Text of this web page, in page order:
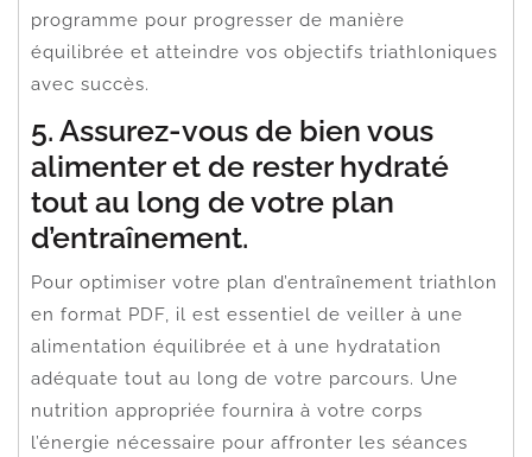
programme pour progresser de manière
équilibrée et atteindre vos objectifs triathloniques
avec succès.
5. Assurez-vous de bien vous
alimenter et de rester hydraté
tout au long de votre plan
d’entraînement.
Pour optimiser votre plan d’entraînement triathlon
en format PDF, il est essentiel de veiller à une
alimentation équilibrée et à une hydratation
adéquate tout au long de votre parcours. Une
nutrition appropriée fournira à votre corps
l’énergie nécessaire pour affronter les séances